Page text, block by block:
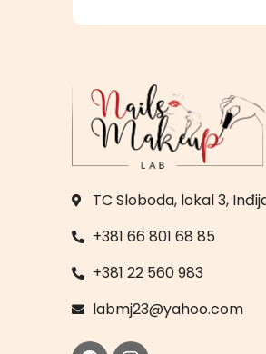
TC Sloboda, lokal 3,
+381 66 801 68 85
+381 22 560 983
labmj23@yahoo.com